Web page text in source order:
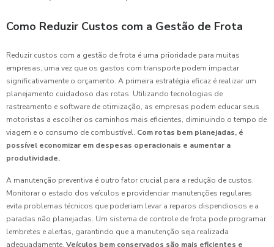
Como Reduzir Custos com a Gestão de Frota
Reduzir custos com a gestão de frota é uma prioridade para muitas
empresas, uma vez que os gastos com transporte podem impactar
significativamente o orçamento. A primeira estratégia eficaz é realizar um
planejamento cuidadoso das rotas. Utilizando tecnologias de
rastreamento e software de otimização, as empresas podem educar seus
motoristas a escolher os caminhos mais eficientes, diminuindo o tempo de
viagem e o consumo de combustível. Com rotas bem planejadas, é
possível economizar em despesas operacionais e aumentar a
produtividade.
A manutenção preventiva é outro fator crucial para a redução de custos.
Monitorar o estado dos veículos e providenciar manutenções regulares
evita problemas técnicos que poderiam levar a reparos dispendiosos e a
paradas não planejadas. Um sistema de controle de frota pode programar
lembretes e alertas, garantindo que a manutenção seja realizada
adequadamente. Veículos bem conservados são mais eficientes e